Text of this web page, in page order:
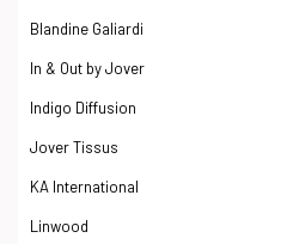
Blandine Galiardi
In & Out by Jover
Indigo Diffusion
Jover Tissus
KA International
Linwood